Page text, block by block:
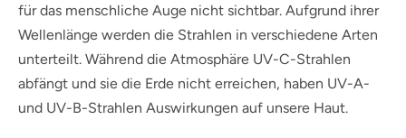
für das menschliche Auge nicht sichtbar. Aufgrund ihrer
Wellenlänge werden die Strahlen in verschiedene Arten
unterteilt. Während die Atmosphäre UV-C-Strahlen
abfängt und sie die Erde nicht erreichen, haben UV-A-
und UV-B-Strahlen Auswirkungen auf unsere Haut.